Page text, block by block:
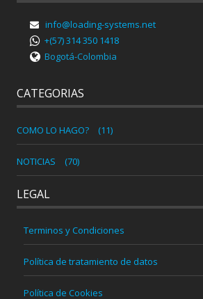
info@loading-systems.net
+(57) 314 350 1418
Bogotá-Colombia
CATEGORIAS
COMO LO HAGO? (11)
NOTICIAS (70)
LEGAL
Terminos y Condiciones
Política de tratamiento de datos
Política de Cookies